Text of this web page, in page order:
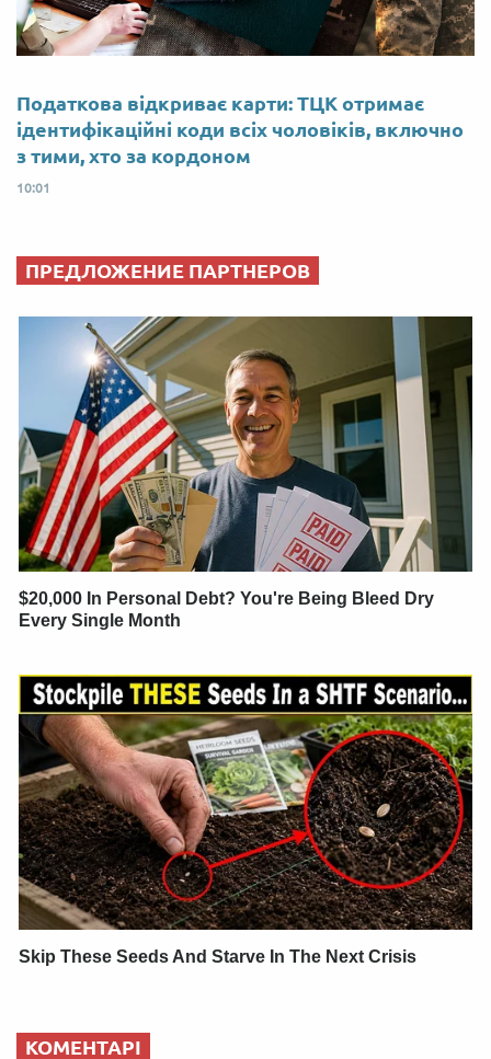
Податкова відкриває карти: ТЦК отримає
ідентифікаційні коди всіх чоловіків, включно
з тими, хто за кордоном
10:01
ПРЕДЛОЖЕНИЕ ПАРТНЕРОВ
$20,000 In Personal Debt? You're Being Bleed Dry
Every Single Month
Skip These Seeds And Starve In The Next Crisis
КОМЕНТАРІ